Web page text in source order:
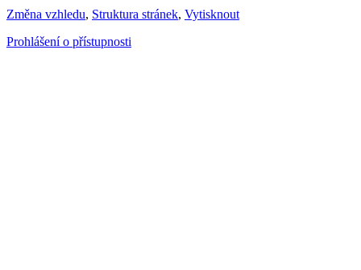
Změna vzhledu, Struktura stránek, Vytisknout
Prohlášení o přístupnosti